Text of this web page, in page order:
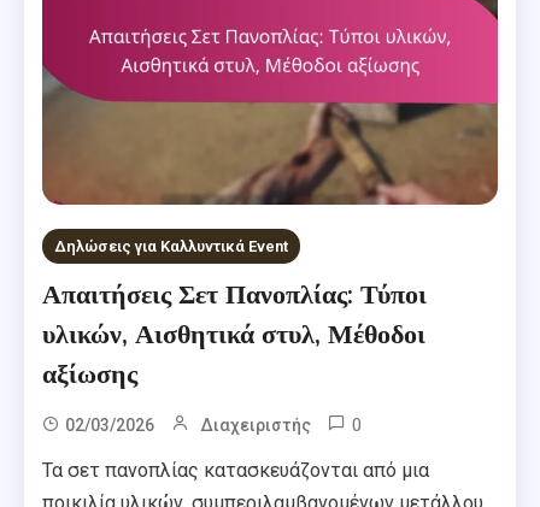
Δηλώσεις για Καλλυντικά Event
Απαιτήσεις Σετ Πανοπλίας: Τύποι
υλικών, Αισθητικά στυλ, Μέθοδοι
αξίωσης
02/03/2026 Διαχειριστής 0
Τα σετ πανοπλίας κατασκευάζονται από μια